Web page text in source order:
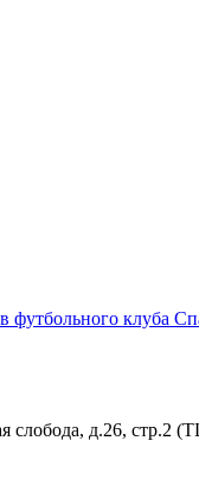
слобода, д.26, стр.2